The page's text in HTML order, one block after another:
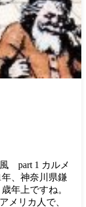
part 1 カルメ
、神奈川県鎌
年上ですね。
メリカ人で、